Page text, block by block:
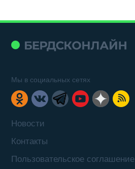
Новости
Контакты
Пользовательское соглашение
Мы в социальных сетях